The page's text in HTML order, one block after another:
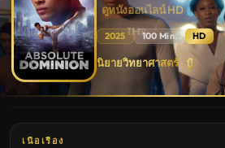
ดูหนังออนไลน์ HD
2025 100 Min. HD
Absolute
Dominion
ดู
พากย์
นิยายวิทยาศาสตร์ · บู๊
เนื้อเรื่อง